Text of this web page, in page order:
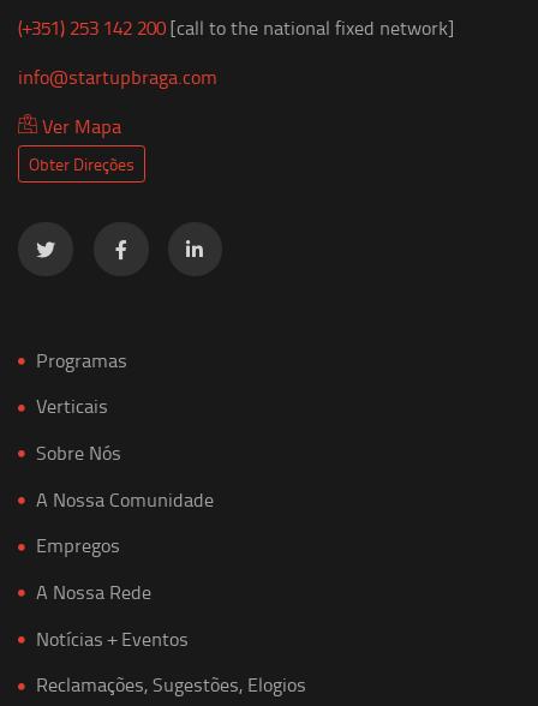
(+351) 253 142 200[call to the national fixed network]
info@startupbraga.com
Ver Mapa
Obter Direções
Programas
Verticais
Sobre Nós
A Nossa Comunidade
Empregos
A Nossa Rede
Notícias + Eventos
Reclamações, Sugestões, Elogios